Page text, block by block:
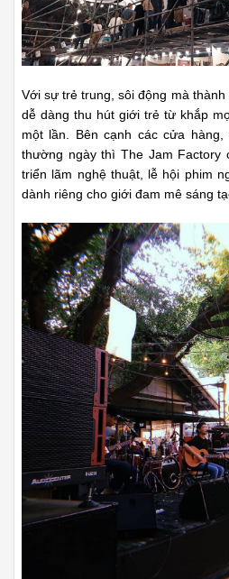
Với sự trẻ trung, sôi động mà
dễ dàng thu hút giới trẻ từ khắp
một lần. Bên cạnh các cửa
thường ngày thì The Jam Factory
triển lãm nghệ thuật, lễ hội phim
dành riêng cho giới đam mê sáng